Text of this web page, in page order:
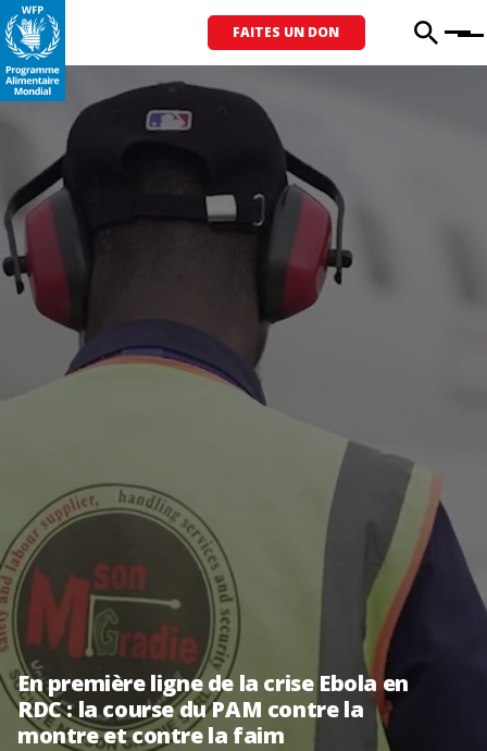
FAITES UN DON Menu
En première ligne de la crise Ebola en
RDC : la course du PAM contre la
montre et contre la faim